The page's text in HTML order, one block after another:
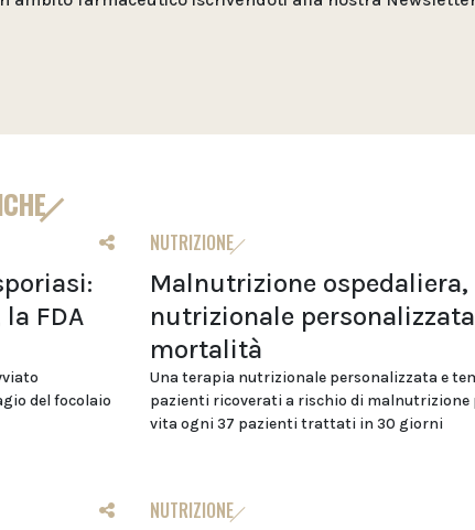
FDA
del focolaio
NUTRIZIONE
Malnutrizione
nutrizionale
mortalità
Una terapia nutrizionale personalizzata e
pazienti ricoverati a rischio di malnutrizione
vita ogni 37 pazienti trattati in 30 giorni
NUTRIZIONE